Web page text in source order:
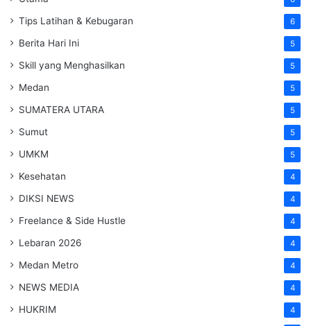
Tips Latihan & Kebugaran 6
Berita Hari Ini 5
Skill yang Menghasilkan 5
Medan 5
SUMATERA UTARA 5
Sumut 5
UMKM 5
Kesehatan 4
DIKSI NEWS 4
Freelance & Side Hustle 4
Lebaran 2026 4
Medan Metro 4
NEWS MEDIA 4
HUKRIM 4